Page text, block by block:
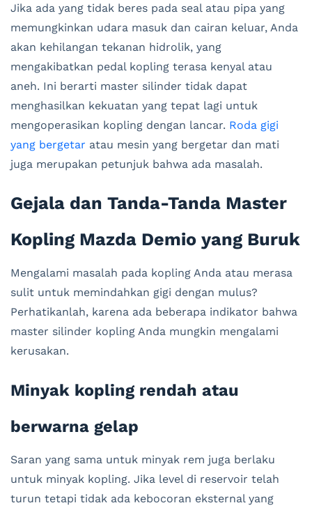
Jika ada yang tidak beres pada seal atau pipa yang
memungkinkan udara masuk dan cairan keluar, Anda
akan kehilangan tekanan hidrolik, yang
mengakibatkan pedal kopling terasa kenyal atau
aneh. Ini berarti master silinder tidak dapat
menghasilkan kekuatan yang tepat lagi untuk
mengoperasikan kopling dengan lancar. Roda gigi
yang bergetar atau mesin yang bergetar dan mati
juga merupakan petunjuk bahwa ada masalah.
Gejala dan Tanda-Tanda Master
Kopling Mazda Demio yang Buruk
Mengalami masalah pada kopling Anda atau merasa
sulit untuk memindahkan gigi dengan mulus?
Perhatikanlah, karena ada beberapa indikator bahwa
master silinder kopling Anda mungkin mengalami
kerusakan.
Minyak kopling rendah atau
berwarna gelap
Saran yang sama untuk minyak rem juga berlaku
untuk minyak kopling. Jika level di reservoir telah
turun tetapi tidak ada kebocoran eksternal yang